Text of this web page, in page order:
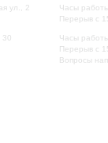
ул., 2
30
Часы
Перерыв с
Часы
Перерыв с
Вопросы